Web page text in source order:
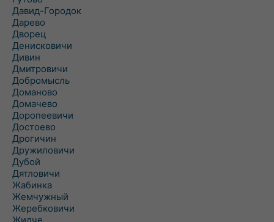
Давид-Городок
Дарево
Дворец
Денисковичи
Дивин
Дмитровичи
Добромысль
Доманово
Домачево
Доропеевичи
Достоево
Дрогичин
Дружиловичи
Дубой
Дятловичи
Жабинка
Жемчужный
Жеребковичи